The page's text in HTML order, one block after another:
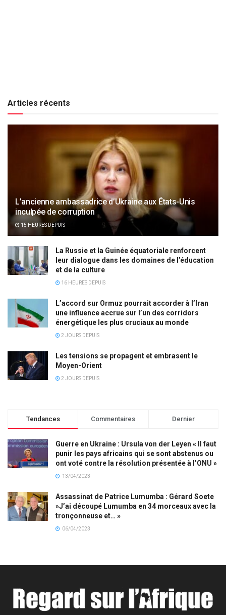
Articles récents
L’ancienne ambassadrice d’Ukraine aux États-Unis
inculpée de corruption
15 HEURES DEPUIS
La Russie et la Guinée équatoriale renforcent
leur dialogue dans les domaines de l’éducation
et de la culture
16 HEURES DEPUIS
L’accord sur Ormuz pourrait accorder à l’Iran
une influence accrue sur l’un des corridors
énergétique les plus cruciaux au monde
2 JOURS DEPUIS
Les tensions se propagent et embrasent le
Moyen-Orient
2 JOURS DEPUIS
Tendances Commentaires Dernier
Guerre en Ukraine : Ursula von der Leyen « Il faut
punir les pays africains qui se sont abstenus ou
ont voté contre la résolution présentée à l’ONU »
13/04/2023
Assassinat de Patrice Lumumba : Gérard Soete
»J’ai découpé Lumumba en 34 morceaux avec la
tronçonneuse et… »
06/04/2023